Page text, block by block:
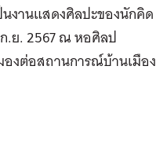
นงานแสดงศิลปะของนักคิด
.ย. 2567 ณ หอศิลป
งต่อสถานการณ์บ้านเมือง